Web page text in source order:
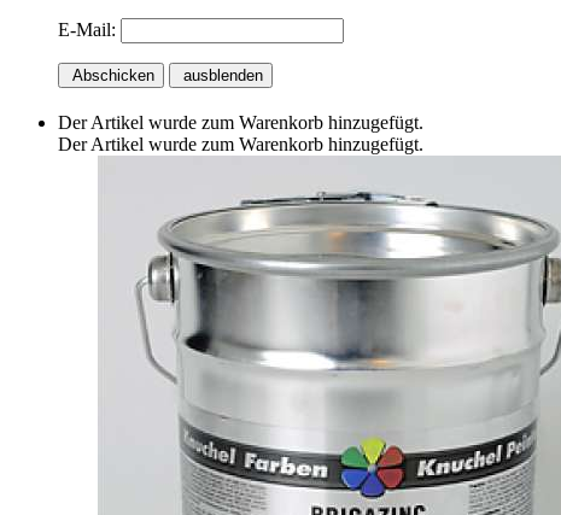
E-Mail:
Abschicken ausblenden
Der Artikel wurde zum Warenkorb hinzugefügt.
Der Artikel wurde zum Warenkorb hinzugefügt.